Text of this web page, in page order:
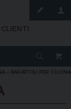
» BARATTOLI PER CUCINA